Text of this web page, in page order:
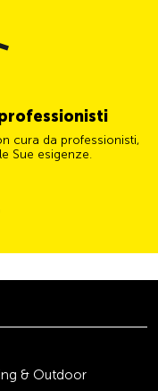
cura da professionisti,
Sue esigenze.
& Outdoor